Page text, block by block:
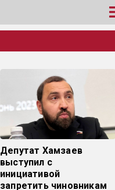
Депутат Хамзаев
выступил с
инициативой
запретить чиновникам